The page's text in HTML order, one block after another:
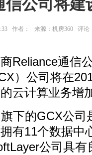
信公司将
作者： 来源：机房360 评论
通信
）公司将在
云计算业务增
的GCX公司
有11个数据中
公司具有